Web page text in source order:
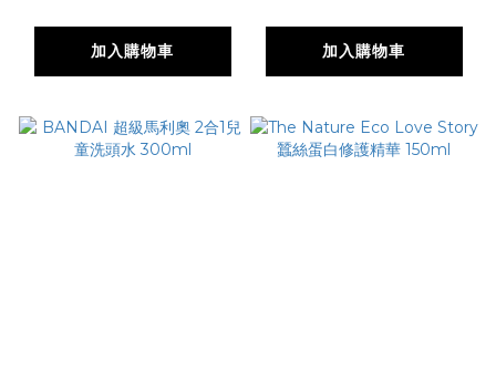
加入購物車 加入購物車